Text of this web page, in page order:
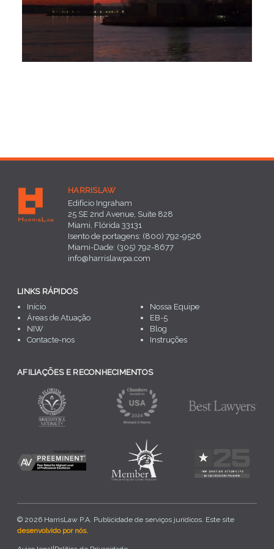
HARRISLAW
Edifício Ingraham
25 SE 2nd Avenue, Suite 828
Miami, Flórida 33131
Isento de portagens: (800) 792-9526
Miami-Dade: (305) 792-8677
info@harrislawpa.com
LINKS RÁPIDOS
Início
Nossa Equipe
Áreas de Atuação
EB-5
NIW
Blog
Contacte-nos
Instruções
AFILIAÇÕES E RECONHECIMENTOS
© 2026 HarrisLaw P.A. Publicidade de serviços jurídicos. Este site
desenvolvido por nós.